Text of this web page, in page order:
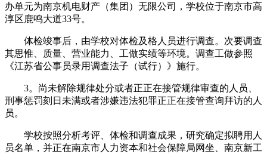
办单元为南京机电财产（集团）无限公司，学校位于南京市高
淳区鹿鸣大道33号。
体检竣事后，由学校对体检及格人员进行调查。次要调查
其思惟、质量、营业能力、工做实绩等环境。调查工做参照
《江苏省公事员录用调查法子（试行）》施行。
3。尚未解除规律处分或者正正在接管规律审查的人员、
刑事惩罚刻日未满或者涉嫌违法犯罪正正在接管查询拜访的人
员。
学校按照分析考评、体检和调查成果，研究确定拟聘用人
员名单，并正在南京市人力资本和社会保障局网坐、南京新工